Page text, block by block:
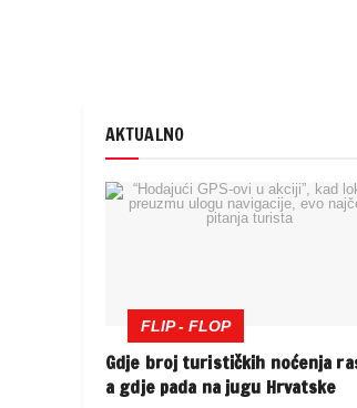
AKTUALNO
FLIP - FLOP
Gdje broj turističkih noćenja
a gdje pada na jugu Hrvatske